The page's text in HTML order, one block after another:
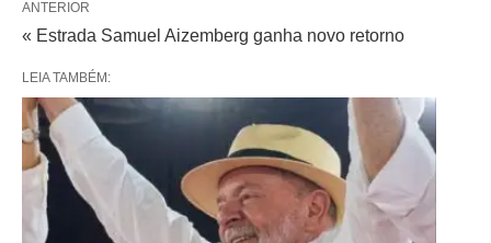
ANTERIOR
« Estrada Samuel Aizemberg ganha novo retorno
LEIA TAMBÉM: